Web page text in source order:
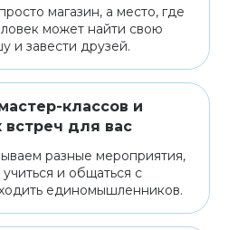
магазин, а место, где
может найти свою
и завести друзей.
классов и
для вас
разные мероприятия,
и общаться с
единомышленников.